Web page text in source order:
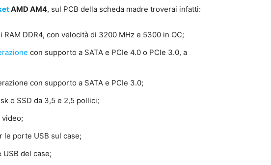
AMD AM4, sul PCB della scheda madre troverai infatti:
DDR4, con velocità di 3200 MHz e 5300 in OC;
con supporto a SATA e PCIe 4.0 o PCIe 3.0, a
con supporto a SATA e PCIe 3.0;
o SSD da 3,5 e 2,5 pollici;
video;
le porte USB sul case;
del case;